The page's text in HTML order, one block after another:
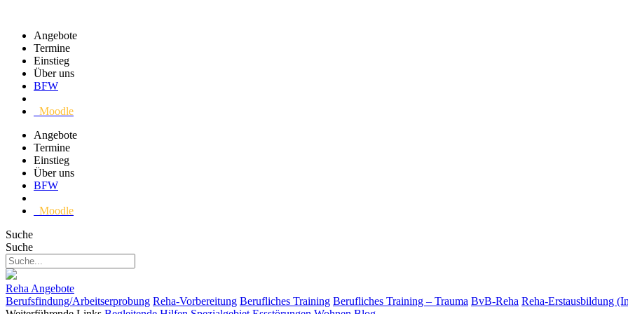
Angebote
Termine
Einstieg
Über uns
BFW
Moodle
Angebote
Termine
Einstieg
Über uns
BFW
Moodle
Suche
Suche
Reha Angebote
Berufsfindung/Arbeitserprobung Reha-Vorbereitung Berufliches Training Berufliches Training – Trauma BvB-Reha Reha-Erstausbildung